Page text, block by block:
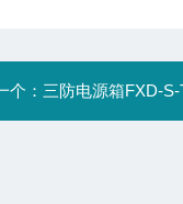
个： 三防电源箱FXD-